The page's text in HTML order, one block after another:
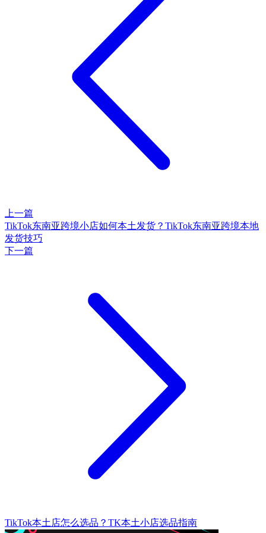
上一篇
TikTok东南亚跨境小店如何本土发货？TikTok东南亚跨境本地
发货技巧
下一篇
TikTok本土店怎么选品？TK本土小店选品指南